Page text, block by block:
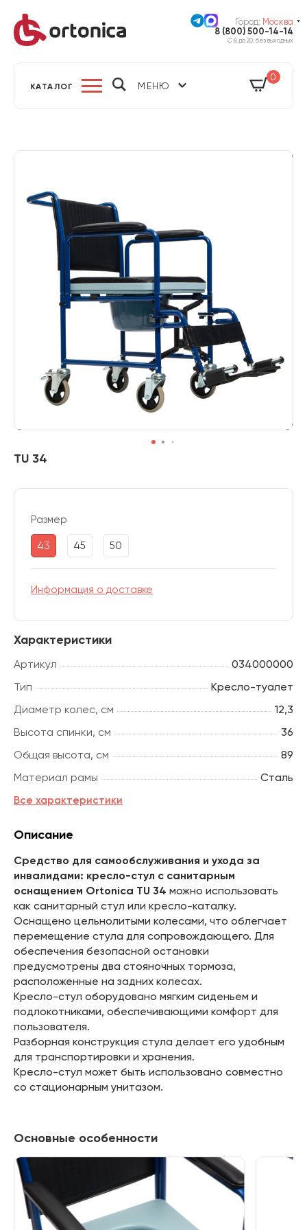
Город: Москва
8 (800) 500-14-14
С 8 до 20, без выходных
КАТАЛОГ МЕНЮ
0
TU 34
Характеристики
Артикул
034000000
Тип
Кресло-туалет
Диаметр колес, см
12,3
Высота спинки, см
36
Общая высота, см
89
Материал рамы
Сталь
Все характеристики
Размер
43 45 50
Информация о доставке
Описание
Средство для самообслуживания и ухода за
инвалидами: кресло-стул с санитарным
оснащением Ortonica TU 34 можно использовать
как санитарный стул или кресло-каталку.
Оснащено цельнолитыми колесами, что облегчает
перемещение стула для сопровождающего. Для
обеспечения безопасной остановки
предусмотрены два стояночных тормоза,
расположенные на задних колесах.
Кресло-стул оборудовано мягким сиденьем и
подлокотниками, обеспечивающими комфорт для
пользователя.
Разборная конструкция стула делает его удобным
для транспортировки и хранения.
Кресло-стул может быть использовано совместно
со стационарным унитазом.
Основные особенности